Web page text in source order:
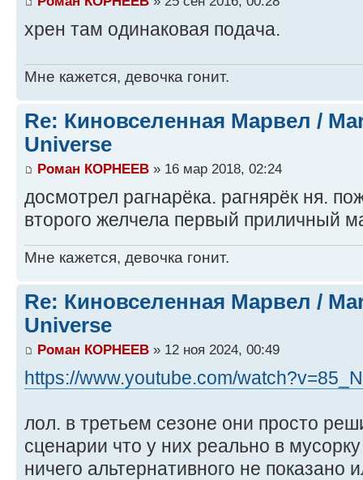
хрен там одинаковая подача.
Мне кажется, девочка гонит.
Re: Киновселенная Марвел /
Universe
Роман КОРНЕЕВ » 16 мар 2018, 02:24
досмотрел рагнарёка. рагнярёк ня.
второго желчела первый приличный
Мне кажется, девочка гонит.
Re: Киновселенная Марвел /
Universe
Роман КОРНЕЕВ » 12 ноя 2024, 00:49
https://www.youtube.com/
лол. в третьем сезоне они просто
сценарии что у них реально в
ничего альтернативного не показано